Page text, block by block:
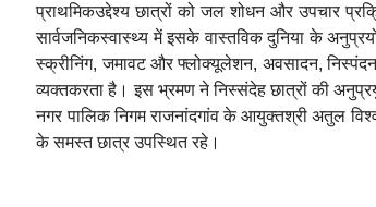
प्राथमिकउद्देश्य छात्रों को जल शोधन और उपचार
सार्वजनिकस्वास्थ्य में इसके वास्तविक दुनिया के
स्क्रीनिंग,जमावट और फ्लोक्यूलेशन, अवसादन,निस्पंदन
व्यक्तकरता है। इस भ्रमण ने निस्संदेह छात्रों की
नगर पालिक निगम राजनांदगांव के आयुक्तश्री अतुल
के समस्त छात्र उपस्थित रहे।